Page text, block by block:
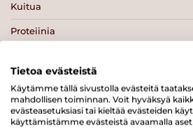
Kuitua
Proteiinia
Tietoa evästeistä
Käytämme tällä sivustolla evästeitä
mahdollisen toiminnan. Voit hyväksyä
evästeasetuksiasi tai kieltää evästeiden
käyttämistämme evästeistä avaamalla